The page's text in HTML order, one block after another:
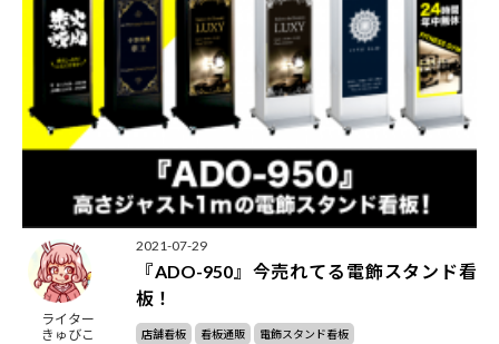
ライター
きゅびこ
2021-07-29
『ADO-950』今売れてる電飾スタンド看
板！
店舗看板 看板通販 電飾スタンド看板